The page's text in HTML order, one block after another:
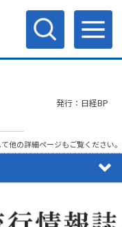
発行：日経BP
他の詳細ページもご覧ください。